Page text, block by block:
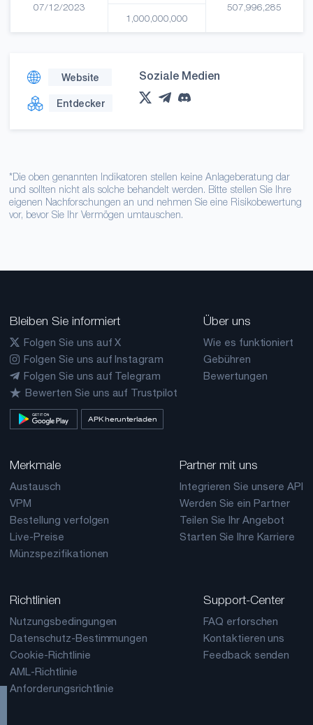
07/12/2023
1,000,000,000
507,996,285
Website
Entdecker
Soziale Medien
*Die oben genannten Indikatoren stellen keine Anlageberatung dar
und sollten nicht als solche behandelt werden. Bitte stellen Sie Ihre
eigenen Nachforschungen an und nehmen Sie eine Risikobewertung
vor, bevor Sie Ihr Vermögen umtauschen.
Bleiben Sie informiert
Folgen Sie uns auf X
Folgen Sie uns auf Instagram
Folgen Sie uns auf Telegram
Bewerten Sie uns auf Trustpilot
APK herunterladen
Über uns
Wie es funktioniert
Gebühren
Bewertungen
Merkmale
Austausch
VPM
Bestellung verfolgen
Live-Preise
Münzspezifikationen
Partner mit uns
Integrieren Sie unsere API
Werden Sie ein Partner
Teilen Sie Ihr Angebot
Starten Sie Ihre Karriere
Richtlinien
Nutzungsbedingungen
Datenschutz-Bestimmungen
Cookie-Richtlinie
AML-Richtlinie
Anforderungsrichtlinie
Support-Center
FAQ erforschen
Kontaktieren uns
Feedback senden